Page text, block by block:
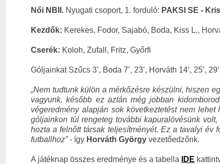
Női NBII. Nyugati csoport, 1. forduló: PAKSI SE -
Kezdők: Kerekes, Fodor, Sajabó, Boda, Kiss L.,
Cserék: Koloh, Zufall, Fritz, Győrfi
Góljainkat Szűcs 3’, Boda 7’, 23’, Horváth 14’, 25’,
„Nem tudtunk külön a mérkőzésre készülni, hiszen
vagyunk, később ez aztán még jobban
végeredmény alapján sok következtetést nem
góljainkon túl rengeteg további kapuralövésünk
hozta a felnőtt társak teljesítményét. Ez a tavalyi év
futballhoz”- így Horváth György vezetőedzőnk.
A játéknap összes eredménye és a tabella IDE